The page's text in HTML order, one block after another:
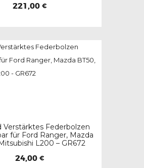
221,00 €
Verstärktes Federbolzen
für Ford Ranger, Mazda
L200 – GR672
24,00 €